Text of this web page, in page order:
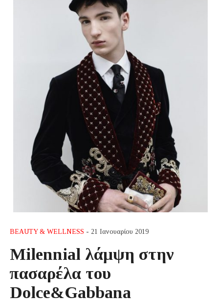
BEAUTY & WELLNESS - 21 Ιανουαρίου 2019
Milennial λάμψη στην
πασαρέλα του
Dolce&Gabbana